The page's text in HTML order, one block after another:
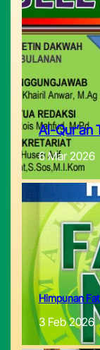
Al-Qur’an
6 Mar 2026
Himpunan
3 Feb 2026